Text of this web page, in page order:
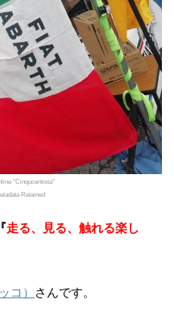
"Cinqucentista"
Retained
『走る、見る、触れる楽し
コ） さんです。